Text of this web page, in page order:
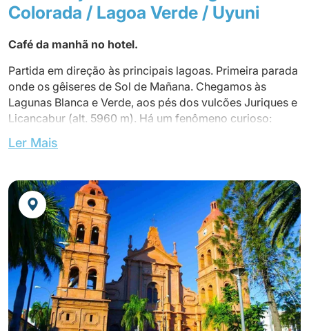
Colorada / Lagoa Verde / Uyuni
Café da manhã no hotel.
Partida em direção às principais lagoas. Primeira parada
onde os gêiseres de Sol de Mañana. Chegamos às
Lagunas Blanca e Verde, aos pés dos vulcões Juriques e
Licancabur (alt. 5960 m). Há um fenômeno curioso:
quando o vento pega, as águas da Laguna Verde
ganham uma cor esmeralda espetacular.
Passando pelas aldeias de Villamar, Alota e Culpina K,
chegando depois ao vale das rochas.
Continue até Uyuni.
Jantar não incluído
Pernoite no hotel.
* Dia passado num veículo 4x4.
Ler Mais